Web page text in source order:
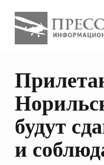
будут
и